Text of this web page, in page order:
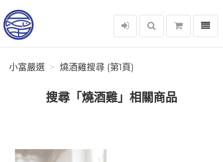
小富嚴選
選單
小富嚴選 燒酒雞搜尋 (第1頁)
搜尋「燒酒雞」相關商品